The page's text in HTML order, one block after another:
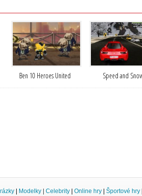
Ben 10 Heroes United Speed and
Modelky Celebrity Online hry Športové hry